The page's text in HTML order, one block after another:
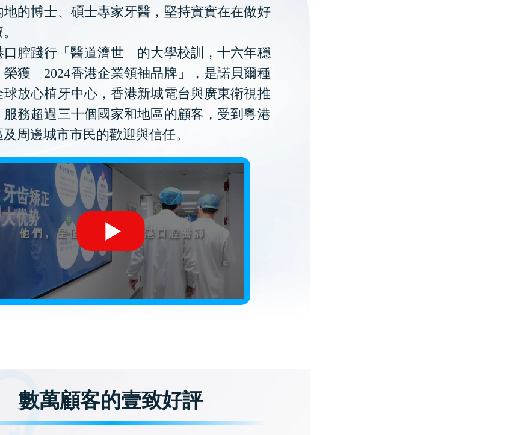
地的博士、碩士專家牙醫，堅持實實在在做好
口腔踐行「醫道濟世」的大學校訓，十六年穩
榮獲「2024香港企業領袖品牌」，是諾貝爾種
球放心植牙中心，香港新城電台與廣東衛視推
服務超過三十個國家和地區的顧客，受到粵港
周邊城市市民的歡迎與信任。
數萬顧客的壹致好評